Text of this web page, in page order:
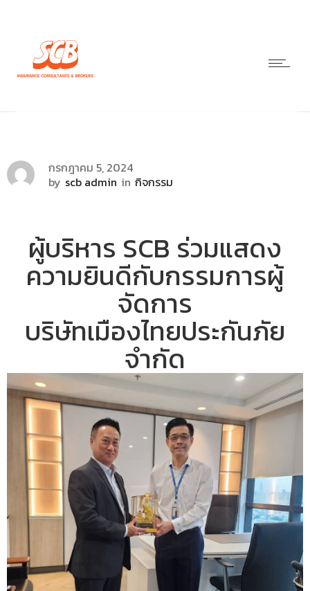
กรกฎาคม 5, 2024
by scb admin in กิจกรรม
ผู้บริหาร SCB ร่วมแสดง
ความยินดีกับกรรมการผู้
จัดการ
บริษัทเมืองไทยประกันภัย
จำกัด